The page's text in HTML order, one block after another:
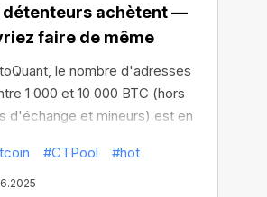
détenteurs achètent —
faire de même
le nombre d'adresses
1 000 et 10 000 BTC (hors
d'échange et mineurs) est en
croissante des
#CTPool #hot